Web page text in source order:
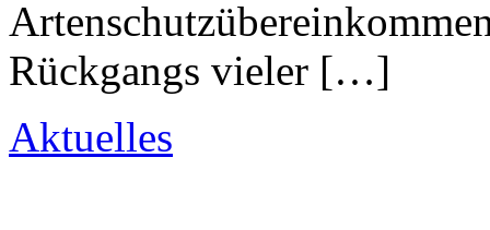
Rückgangs vieler […]
Aktuelles